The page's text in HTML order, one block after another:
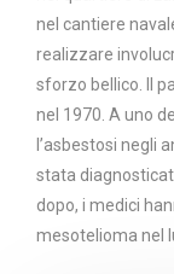
nel cantiere
realizzare
sforzo bellico. Il
nel 1970. A uno
l’asbestosi negli
stata
dopo, i medici
mesotelioma nel